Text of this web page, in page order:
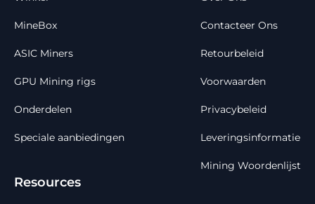
MineBox
ASIC Miners
GPU Mining rigs
Onderdelen
Speciale aanbiedingen
Contacteer Ons
Retourbeleid
Voorwaarden
Privacybeleid
Leveringsinformatie
Mining Woordenlijst
Resources